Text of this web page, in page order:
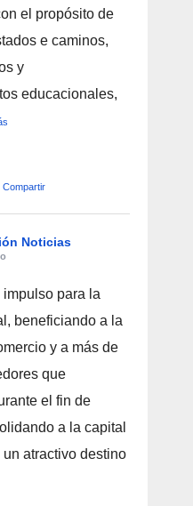
el propósito de
e caminos,
y
educacionales,
Compartir
Noticias
para la
beneficiando a la
y a más de
que
el fin de
a la capital
atractivo destino